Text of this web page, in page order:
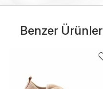
Benzer Ürünler